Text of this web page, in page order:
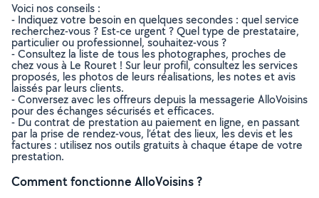
Voici nos conseils :
- Indiquez votre besoin en quelques secondes : quel service
recherchez-vous ? Est-ce urgent ? Quel type de prestataire,
particulier ou professionnel, souhaitez-vous ?
- Consultez la liste de tous les photographes, proches de
chez vous à Le Rouret ! Sur leur profil, consultez les services
proposés, les photos de leurs réalisations, les notes et avis
laissés par leurs clients.
- Conversez avec les offreurs depuis la messagerie AlloVoisins
pour des échanges sécurisés et efficaces.
- Du contrat de prestation au paiement en ligne, en passant
par la prise de rendez-vous, l’état des lieux, les devis et les
factures : utilisez nos outils gratuits à chaque étape de votre
prestation.
Comment fonctionne AlloVoisins ?